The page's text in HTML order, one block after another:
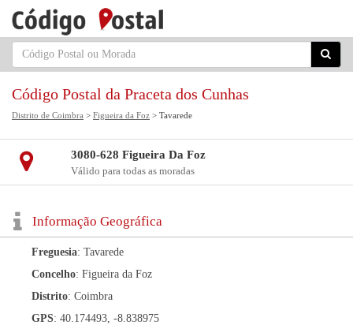
Código Postal da Praceta dos Cunhas
Distrito de Coimbra > Figueira da Foz > Tavarede
3080-628 Figueira Da Foz
Válido para todas as moradas
Informação Geográfica
Freguesia: Tavarede
Concelho: Figueira da Foz
Distrito: Coimbra
GPS: 40.174493, -8.838975